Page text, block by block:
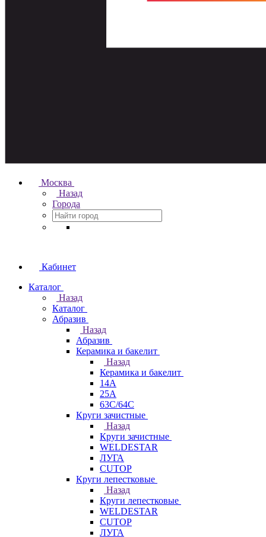
Москва
Назад
Города
Кабинет
Каталог
Назад
Каталог
Абразив
Назад
Абразив
Керамика и бакелит
Назад
Керамика и бакелит
14А
25А
63С/64С
Круги зачистные
Назад
Круги зачистные
WELDESTAR
ЛУГА
CUTOP
Круги лепестковые
Назад
Круги лепестковые
WELDESTAR
CUTOP
ЛУГА